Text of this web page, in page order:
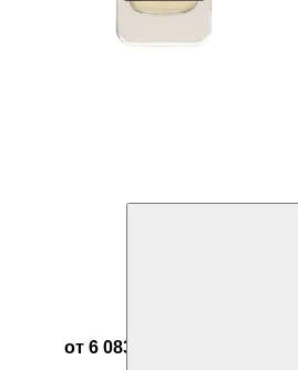
от 6 083 ₽